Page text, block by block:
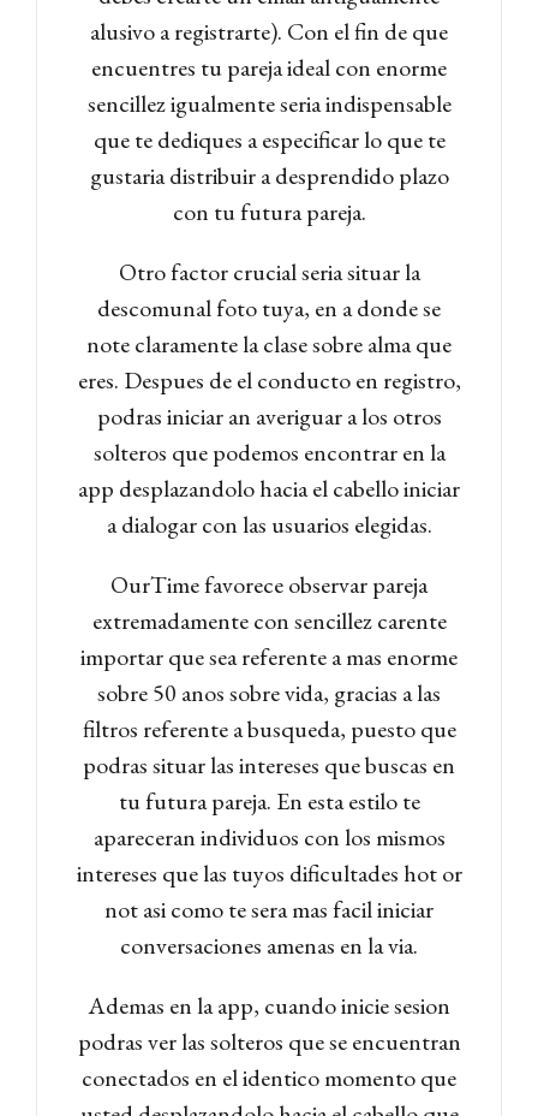
alusivo a registrarte). Con el fin de que
encuentres tu pareja ideal con enorme
sencillez igualmente seria indispensable
que te dediques a especificar lo que te
gustaria distribuir a desprendido plazo
con tu futura pareja.
Otro factor crucial seria situar la
descomunal foto tuya, en a donde se
note claramente la clase sobre alma que
eres. Despues de el conducto en registro,
podras iniciar an averiguar a los otros
solteros que podemos encontrar en la
app desplazandolo hacia el cabello iniciar
a dialogar con las usuarios elegidas.
OurTime favorece observar pareja
extremadamente con sencillez carente
importar que sea referente a mas enorme
sobre 50 anos sobre vida, gracias a las
filtros referente a busqueda, puesto que
podras situar las intereses que buscas en
tu futura pareja. En esta estilo te
apareceran individuos con los mismos
intereses que las tuyos dificultades hot or
not asi­ como te sera mas facil iniciar
conversaciones amenas en la vi­a.
Ademas en la app, cuando inicie sesion
podras ver las solteros que se encuentran
conectados en el identico momento que